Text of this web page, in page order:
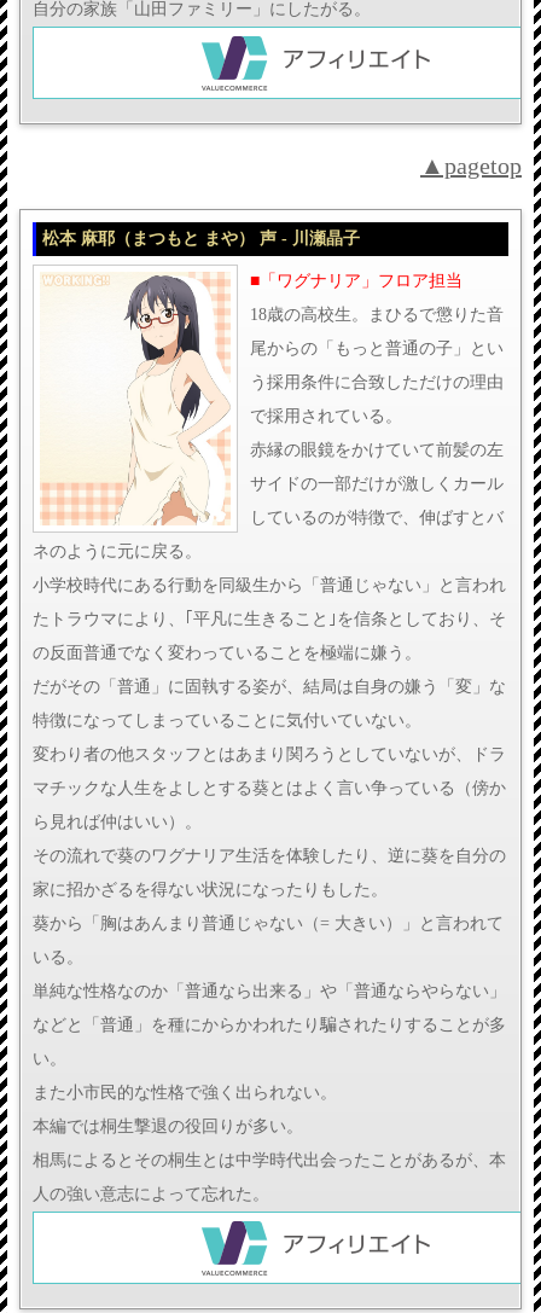
自分の家族「山田ファミリー」にしたがる。
▲pagetop
松本 麻耶（まつもと まや） 声 - 川瀬晶子
■「ワグナリア」フロア担当
18歳の高校生。まひるで懲りた音
尾からの「もっと普通の子」とい
う採用条件に合致しただけの理由
で採用されている。
赤縁の眼鏡をかけていて前髪の左
サイドの一部だけが激しくカール
しているのが特徴で、伸ばすとバ
ネのように元に戻る。
小学校時代にある行動を同級生から「普通じゃない」と言われ
たトラウマにより、｢平凡に生きること｣を信条としており、そ
の反面普通でなく変わっていることを極端に嫌う。
だがその「普通」に固執する姿が、結局は自身の嫌う「変」な
特徴になってしまっていることに気付いていない。
変わり者の他スタッフとはあまり関ろうとしていないが、ドラ
マチックな人生をよしとする葵とはよく言い争っている（傍か
ら見れば仲はいい）。
その流れで葵のワグナリア生活を体験したり、逆に葵を自分の
家に招かざるを得ない状況になったりもした。
葵から「胸はあんまり普通じゃない（= 大きい）」と言われて
いる。
単純な性格なのか「普通なら出来る」や「普通ならやらない」
などと「普通」を種にからかわれたり騙されたりすることが多
い。
また小市民的な性格で強く出られない。
本編では桐生撃退の役回りが多い。
相馬によるとその桐生とは中学時代出会ったことがあるが、本
人の強い意志によって忘れた。